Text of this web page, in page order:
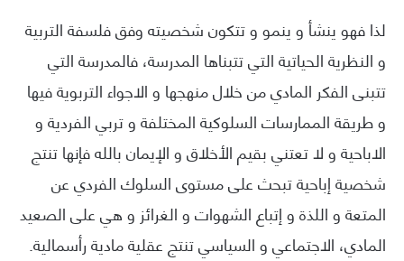
لذا فهو ينشأ و ينمو و تتكون شخصيته وفق فلسفة التربية
و النظرية الحياتية التي تتبناها المدرسة، فالمدرسة التي
تتبنى الفكر المادي من خلال منهجها و الاجواء التربوية فيها
و طريقة الممارسات السلوكية المختلفة و تربي الفردية و
الاباحية و لا تعتني بقيم الأخلاق و الإيمان بالله فإنها تنتج
شخصية إباحية تبحث على مستوى السلوك الفردي عن
المتعة و اللذة و إتباع الشهوات و الغرائز و هي على الصعيد
المادي، الاجتماعي و السياسي تنتج عقلية مادية رأسمالية.